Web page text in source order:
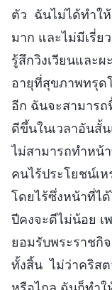
ตัว ฉันไม่ได้ทำใ
มาก และไม่มีเรี่ย
รู้สึกวิงเวียนและ
อายุที่สุขภาพทรุด
อีก ฉันจะสามาร
ดีขึ้นในเวลาอันสั้
ไม่สามารถทำหน้
คนไร้ประโยชน์เ
โดยไร้ซึ่งหน้าที่ไ
ปีคงจะดีไม่น้อย เ
ยอมรับพระราชกิ
ทั้งสิ้น ไม่ว่าคริส